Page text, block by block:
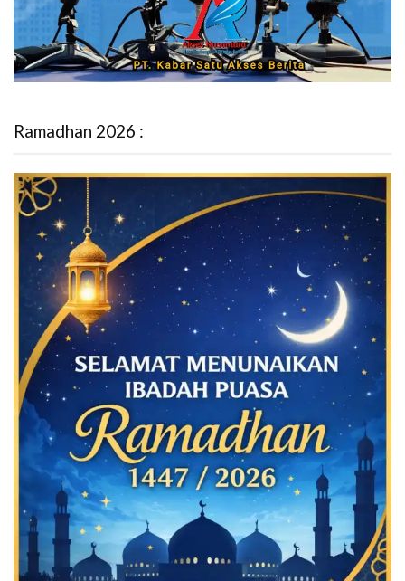
Ramadhan 2026 :